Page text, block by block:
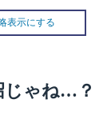
表示にする
じゃね…？